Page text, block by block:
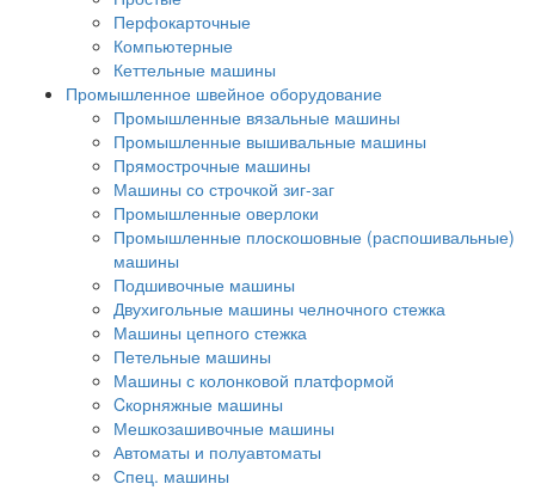
Перфокарточные
Компьютерные
Кеттельные машины
Промышленное швейное оборудование
Промышленные вязальные машины
Промышленные вышивальные машины
Прямострочные машины
Машины со строчкой зиг-заг
Промышленные оверлоки
Промышленные плоскошовные (распошивальные)
машины
Подшивочные машины
Двухигольные машины челночного стежка
Машины цепного стежка
Петельные машины
Машины с колонковой платформой
Cкорняжные машины
Мешкозашивочные машины
Автоматы и полуавтоматы
Спец. машины